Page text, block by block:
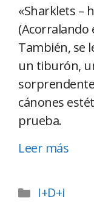
«Sharklets –
(Acorralando
También, se
un tiburón,
cánones
prueba.
Leer más
I+D+i